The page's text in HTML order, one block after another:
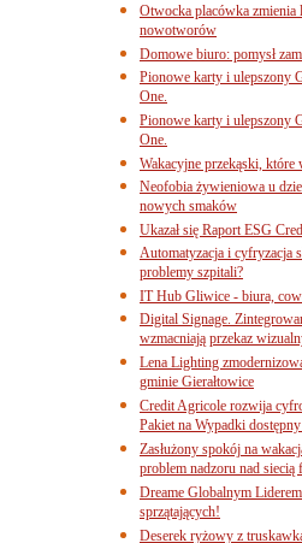
Otwocka placówka zmienia
nowotworów
Domowe biuro: pomysł
Pionowe karty i ulepszony
One.
Pionowe karty i ulepszony
One.
Wakacyjne przekąski, które
Neofobia żywieniowa u
nowych smaków
Ukazał się Raport ESG
Automatyzacja i cyfryzacja
problemy szpitali?
IT Hub Gliwice - biura,
Digital Signage.
wzmacniają przekaz
Lena Lighting
gminie Gierałtowice
Credit Agricole rozwija
Pakiet na Wypadki
Zasłużony spokój na
problem nadzoru nad siecią
Dreame Globalnym
sprzątających!
Deserek ryżowy z